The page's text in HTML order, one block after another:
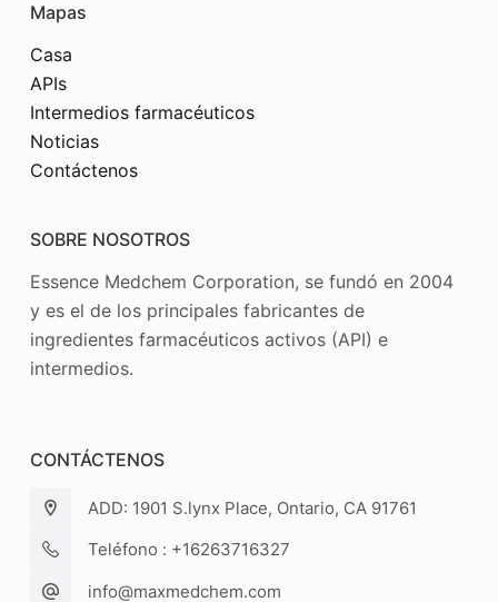
Mapas
Casa
APIs
Intermedios farmacéuticos
Noticias
Contáctenos
SOBRE NOSOTROS
Essence Medchem Corporation, se fundó en 2004
y es el de los principales fabricantes de
ingredientes farmacéuticos activos (API) e
intermedios.
CONTÁCTENOS
ADD: 1901 S.lynx Place, Ontario, CA 91761
Teléfono : +16263716327
info@maxmedchem.com